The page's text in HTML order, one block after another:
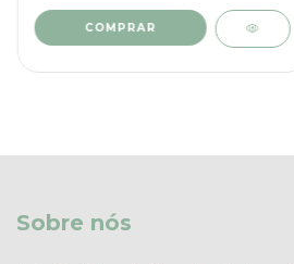
Sobre nós